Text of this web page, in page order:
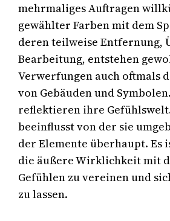
mehrmaliges Auftragen
gewählter Farben mit dem
deren teilweise Entfernung,
Bearbeitung, entstehen
Verwerfungen auch oftmals
von Gebäuden und
reflektieren ihre
beeinflusst von der sie
der Elemente überhaupt. Es
die äußere Wirklichkeit mit
Gefühlen zu vereinen und
zu lassen.